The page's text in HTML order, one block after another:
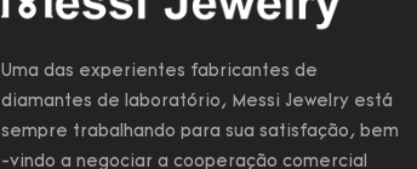
Uma das experientes fabricantes de
diamantes de laboratório, Messi Jewelry está
sempre trabalhando para sua satisfação, bem
-vindo a negociar a cooperação comercial